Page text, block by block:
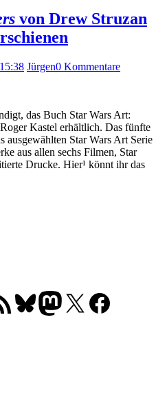
von Drew Struzan
Jürgen0 Kommentare
das Buch Star Wars Art:
Kastel erhältlich. Das fünfte
ausgewählten Star Wars Art Serie
aus allen sechs Filmen, Star
Drucke. Hier¹ könnt ihr das
Kanal
Feed
Bluesky
Folgt uns auf Mastodon
X Folgt uns auf